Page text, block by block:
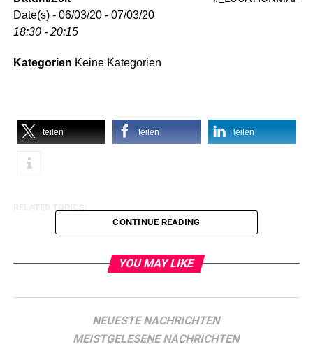
Date(s) - 06/03/20 - 07/03/20
18:30 - 20:15
Kategorien Keine Kategorien
teilen teilen teilen
CONTINUE READING
YOU MAY LIKE
NEUESTE NACHRICHTEN
MEISTGELESENE NACHRICHTEN